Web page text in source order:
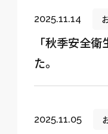
2025.11.14
「秋季安全
た。
2025.11.05